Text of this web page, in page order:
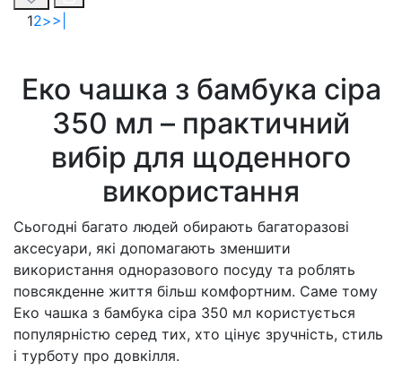
12>>|
Еко чашка з бамбука сіра
350 мл – практичний
вибір для щоденного
використання
Сьогодні багато людей обирають багаторазові
аксесуари, які допомагають зменшити
використання одноразового посуду та роблять
повсякденне життя більш комфортним. Саме тому
Еко чашка з бамбука сіра 350 мл користується
популярністю серед тих, хто цінує зручність, стиль
і турботу про довкілля.